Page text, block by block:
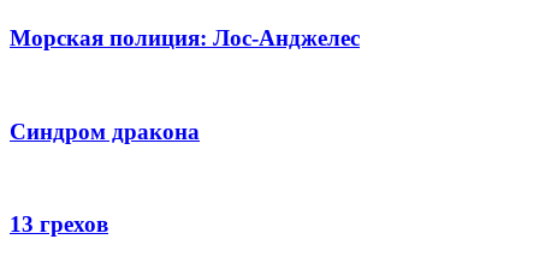
Морская полиция: Лос-Анджелес
Синдром дракона
13 грехов